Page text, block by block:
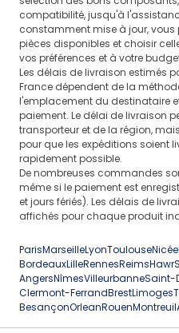
compatibilité, jusqu'à
constamment mise à jour,
pièces disponibles et choisir
vos préférences et à votre
Les délais de livraison estimés
France dépendent de la
l'emplacement du destinataire
paiement. Le délai de livraison
transporteur et de la région,
pour que les expéditions soient
rapidement possible.
De nombreuses commandes
même si le paiement est
et jours fériés). Les délais de
affichés pour chaque produit
ParisMarseilleLyonToulouseNicée
BordeauxLilleRennesReimsHawr
AngersNîmesVilleurbanneSaint-
Clermont-FerrandBrestLimoges
BesançonOrleanRouenMontreuil